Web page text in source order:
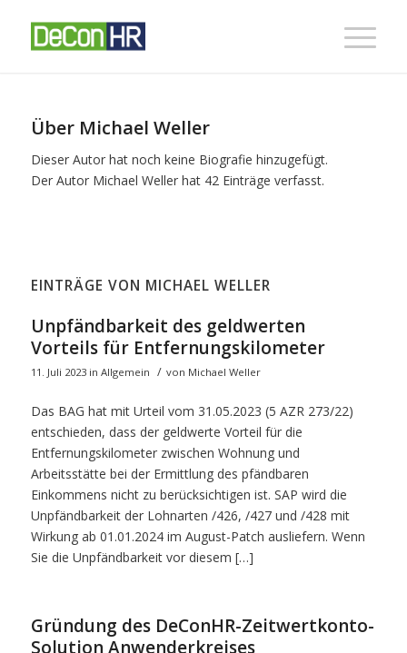
Über Michael Weller
Dieser Autor hat noch keine Biografie hinzugefügt.
Der Autor Michael Wellerhat 42 Einträge verfasst.
EINTRÄGE VON MICHAEL WELLER
Unpfändbarkeit des geldwerten
Vorteils für Entfernungskilometer
11. Juli 2023 in Allgemein / von Michael Weller
Das BAG hat mit Urteil vom 31.05.2023 (5 AZR 273/22)
entschieden, dass der geldwerte Vorteil für die
Entfernungskilometer zwischen Wohnung und
Arbeitsstätte bei der Ermittlung des pfändbaren
Einkommens nicht zu berücksichtigen ist. SAP wird die
Unpfändbarkeit der Lohnarten /426, /427 und /428 mit
Wirkung ab 01.01.2024 im August-Patch ausliefern. Wenn
Sie die Unpfändbarkeit vor diesem […]
Gründung des DeConHR-Zeitwertkonto-
Solution Anwenderkreises